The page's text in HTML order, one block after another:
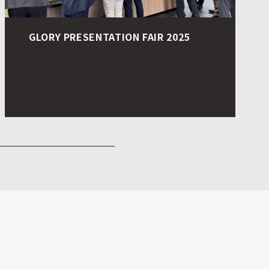
GLORY PRESENTATION FAIR 2025